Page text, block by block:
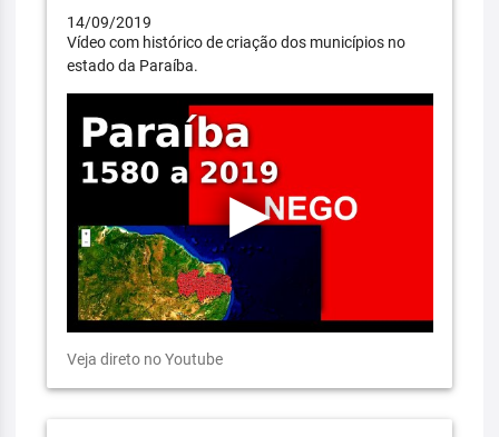
14/09/2019
Vídeo com histórico de criação dos municípios no
estado da Paraíba.
Veja direto no Youtube